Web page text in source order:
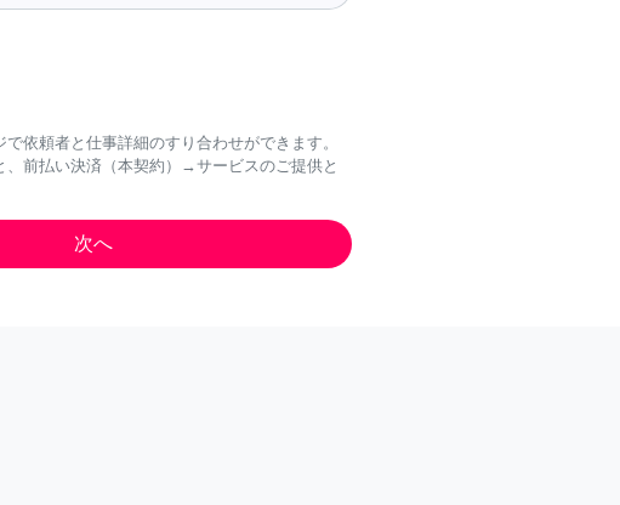
依頼者と仕事詳細のすり合わせができます。
、前払い決済（本契約）→サービスのご提供と